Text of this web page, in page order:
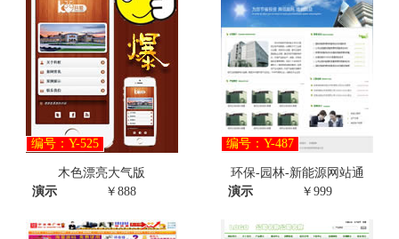
编号：Y-525
木色漂亮大气版
演示
￥888
编号：Y-487
环保-园林-新能源网站通
演示
￥999